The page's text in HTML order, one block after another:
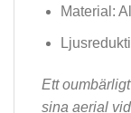
Material:
Ett
sina aerial